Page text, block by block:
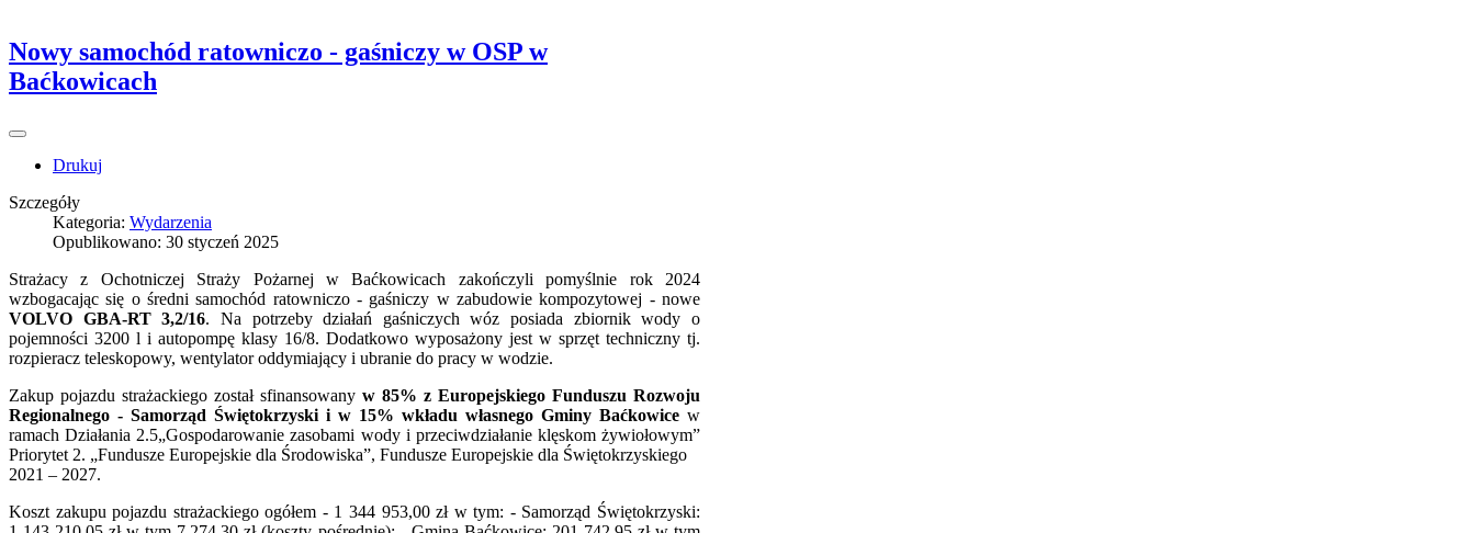
Nowy samochód ratowniczo - gaśniczy w OSP w
Baćkowicach
Drukuj
Szczegóły
Kategoria: Wydarzenia
Opublikowano: 30 styczeń 2025
Strażacy z Ochotniczej Straży Pożarnej w Baćkowicach zakończyli pomyślnie rok 2024
wzbogacając się o średni samochód ratowniczo - gaśniczy w zabudowie kompozytowej - nowe
VOLVO GBA-RT 3,2/16. Na potrzeby działań gaśniczych wóz posiada zbiornik wody o
pojemności 3200 l i autopompę klasy 16/8. Dodatkowo wyposażony jest w sprzęt techniczny tj.
rozpieracz teleskopowy, wentylator oddymiający i ubranie do pracy w wodzie.
Zakup pojazdu strażackiego został sfinansowany w 85% z Europejskiego Funduszu Rozwoju
Regionalnego - Samorząd Świętokrzyski i w 15% wkładu własnego Gminy Baćkowice w
ramach Działania 2.5„Gospodarowanie zasobami wody i przeciwdziałanie klęskom żywiołowym”
Priorytet 2. „Fundusze Europejskie dla Środowiska”, Fundusze Europejskie dla Świętokrzyskiego
2021 – 2027.
Koszt zakupu pojazdu strażackiego ogółem - 1 344 953,00 zł w tym: - Samorząd Świętokrzyski: